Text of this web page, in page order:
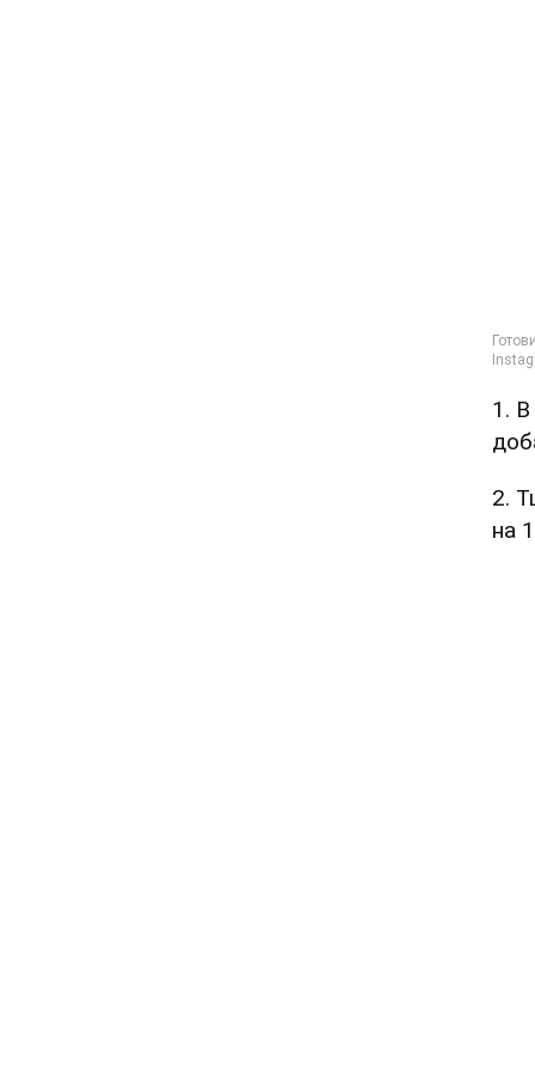
1.
2.
на